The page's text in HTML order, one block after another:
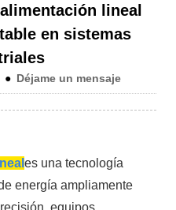
lineal
en sistemas
● Déjame un mensaje
es una tecnología
energía ampliamente
equipos